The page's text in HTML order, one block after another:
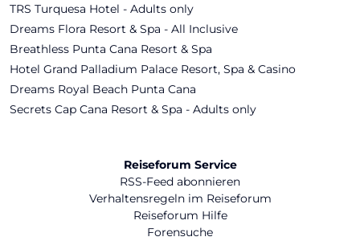
TRS Turquesa Hotel - Adults only
Dreams Flora Resort & Spa - All Inclusive
Breathless Punta Cana Resort & Spa
Hotel Grand Palladium Palace Resort, Spa & Casino
Dreams Royal Beach Punta Cana
Secrets Cap Cana Resort & Spa - Adults only
Reiseforum Service
RSS-Feed abonnieren
Verhaltensregeln im Reiseforum
Reiseforum Hilfe
Forensuche